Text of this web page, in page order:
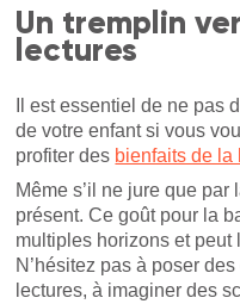
Un tremplin
lectures
Il est essentiel de ne pas
de votre enfant si vous
profiter des bienfaits de la
Même s’il ne jure que
présent. Ce goût pour la
multiples horizons et peut
N’hésitez pas à poser
lectures, à imaginer des